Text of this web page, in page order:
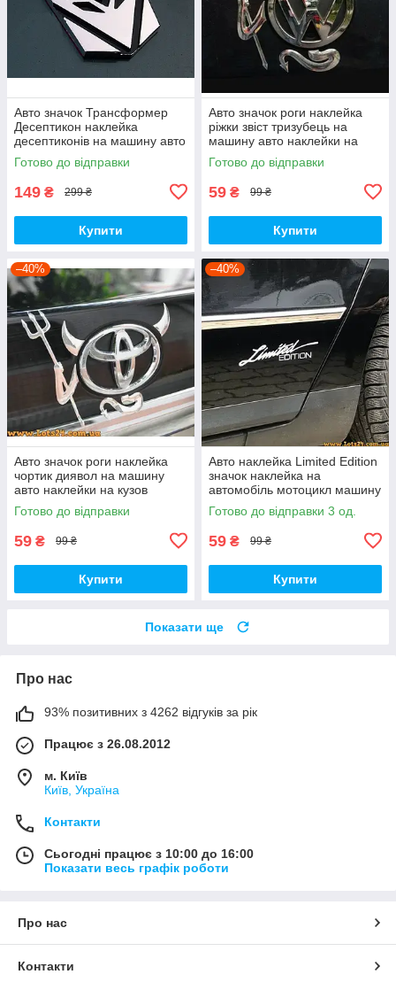
Авто значок Трансформер
Десептикон наклейка
десептиконів на машину авто
наклейки на кузов бампер
скло двері капот крила
Готово до відправки
149 ₴ 299 ₴
Купити
Авто значок роги наклейка
ріжки звіст тризубець на
машину авто наклейки на
кузов бампер скло двері
капот крила багажник
Готово до відправки
59 ₴ 99 ₴
Купити
–40%
Авто значок роги наклейка
чортик диявол на машину
авто наклейки на кузов
бампер скло двері капот
крила багажник
Готово до відправки
59 ₴ 99 ₴
Купити
–40%
Авто наклейка Limited Edition
значок наклейка на
автомобіль мотоцикл машину
капот крила багажник вікно
скло кузов
Готово до відправки 3 од.
59 ₴ 99 ₴
Купити
Показати ще
Про нас
93% позитивних з 4262 відгуків за рік
Працює з 26.08.2012
м. Київ
Київ, Україна
Контакти
Сьогодні працює з 10:00 до 16:00
Показати весь графік роботи
Про нас
Контакти